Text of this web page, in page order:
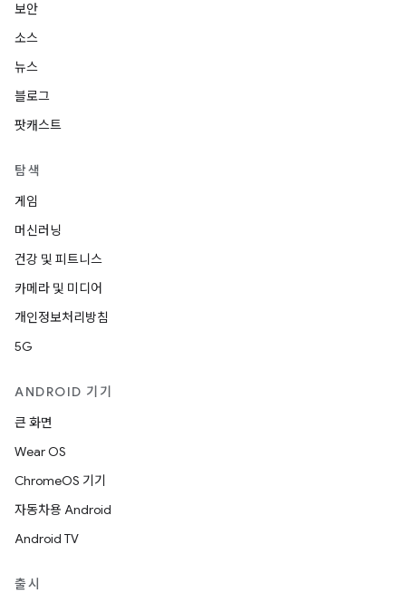
보안
소스
뉴스
블로그
팟캐스트
탐색
게임
머신러닝
건강 및 피트니스
카메라 및 미디어
개인정보처리방침
5G
ANDROID 기기
큰 화면
Wear OS
ChromeOS 기기
자동차용 Android
Android TV
출시